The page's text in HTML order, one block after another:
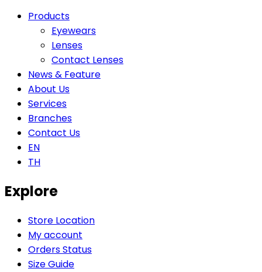
Products
Eyewears
Lenses
Contact Lenses
News & Feature
About Us
Services
Branches
Contact Us
EN
TH
Explore
Store Location
My account
Orders Status
Size Guide